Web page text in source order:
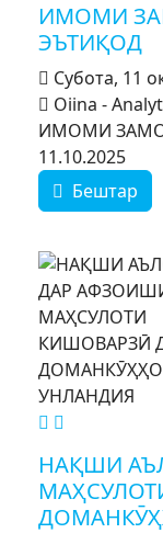
ИМОМИ
ЭЪТИҚОД
Субота, 11
Oiina -
ИМОМИ
11.10.2025
Бештар
НАҚШИ